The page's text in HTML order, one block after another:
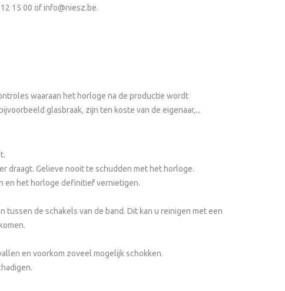
15 00 ofinfo@niesz.be.
waaraan het horloge na de productie wordt
glasbraak, zijn ten koste van de eigenaar,...
draagt. Gelieve nooit te schudden met het horloge.
en het horloge definitief vernietigen.
de schakels van de band. Dit kan u reinigen met een
en voorkom zoveel mogelijk schokken.